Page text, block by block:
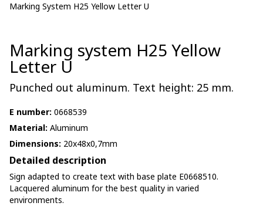
Marking System H25 Yellow Letter U
Marking system H25 Yellow
Letter U
Punched out aluminum. Text height: 25 mm.
E number: 0668539
Material: Aluminum
Dimensions: 20x48x0,7mm
Detailed description
Sign adapted to create text with base plate E0668510.
Lacquered aluminum for the best quality in varied
environments.